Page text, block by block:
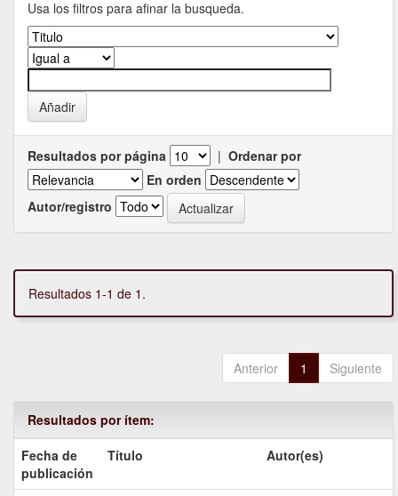
Usa los filtros para afinar la busqueda.
Resultados por página | Ordenar por
En orden
Autor/registro
Resultados 1-1 de 1.
Anterior 1 Siguiente
Resultados por ítem:
Fecha de
publicación
Título Autor(es)